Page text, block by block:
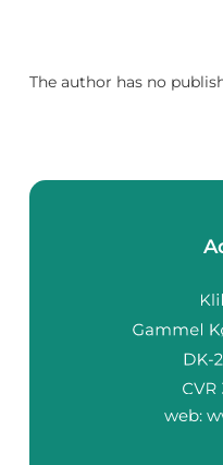
The author has no
web: